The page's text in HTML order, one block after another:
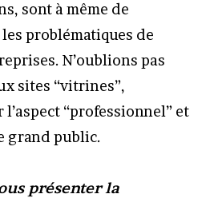
sont à même de
problématiques de
N’oublions pas
sites “vitrines”,
l’aspect “professionnel” et
grand public.
présenter la